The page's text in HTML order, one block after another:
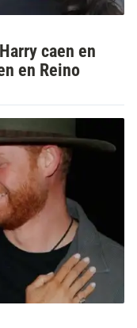
caen en
en Reino